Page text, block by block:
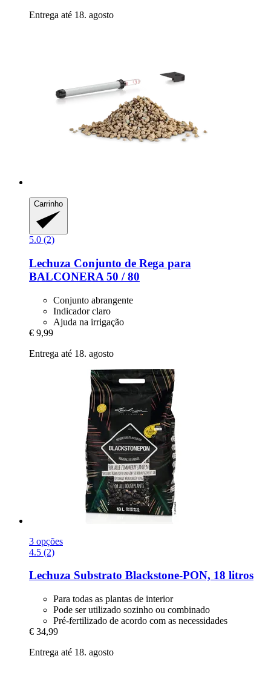
Entrega até 18. agosto
Carrinho
5.0 (2)
Lechuza Conjunto de Rega para
BALCONERA 50 / 80
Conjunto abrangente
Indicador claro
Ajuda na irrigação
€ 9,99
Entrega até 18. agosto
3 opções
4.5 (2)
Lechuza Substrato Blackstone-​PON, 18 litros
Para todas as plantas de interior
Pode ser utilizado sozinho ou combinado
Pré-fertilizado de acordo com as necessidades
€ 34,99
Entrega até 18. agosto